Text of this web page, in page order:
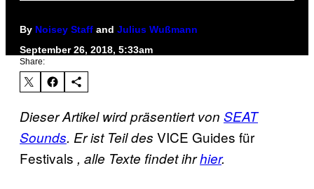
By Noisey Staff and Julius Wußmann
September 26, 2018, 5:33am
Share:
Dieser Artikel wird präsentiert von SEAT
Sounds. Er ist Teil des VICE Guides für
Festivals , alle Texte findet ihrhier.